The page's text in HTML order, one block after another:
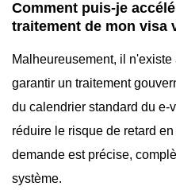
Comment puis-je
traitement de mon visa
Malheureusement, il
garantir un traitement
du calendrier standard du e-
réduire le risque de retard
demande est précise,
système.